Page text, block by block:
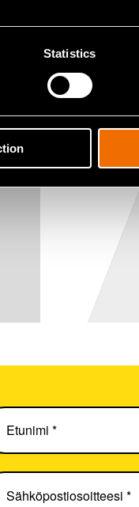
Statistics